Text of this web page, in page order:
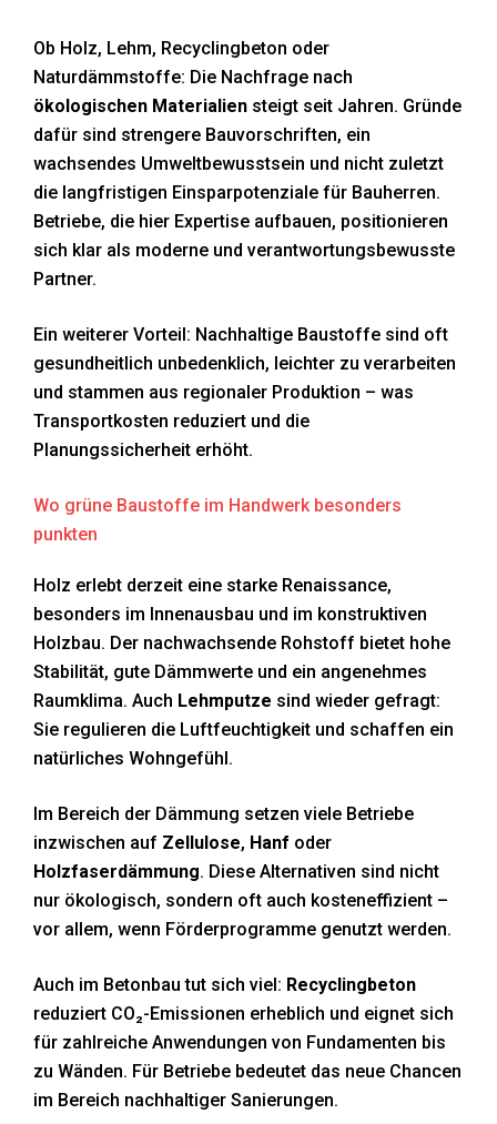
Ob Holz, Lehm, Recyclingbeton oder
Naturdämmstoffe: Die Nachfrage nach
ökologischen Materialien steigt seit Jahren. Gründe
dafür sind strengere Bauvorschriften, ein
wachsendes Umweltbewusstsein und nicht zuletzt
die langfristigen Einsparpotenziale für Bauherren.
Betriebe, die hier Expertise aufbauen, positionieren
sich klar als moderne und verantwortungsbewusste
Partner.
Ein weiterer Vorteil: Nachhaltige Baustoffe sind oft
gesundheitlich unbedenklich, leichter zu verarbeiten
und stammen aus regionaler Produktion – was
Transportkosten reduziert und die
Planungssicherheit erhöht.
Wo grüne Baustoffe im Handwerk besonders
punkten
Holz erlebt derzeit eine starke Renaissance,
besonders im Innenausbau und im konstruktiven
Holzbau. Der nachwachsende Rohstoff bietet hohe
Stabilität, gute Dämmwerte und ein angenehmes
Raumklima. Auch Lehmputze sind wieder gefragt:
Sie regulieren die Luftfeuchtigkeit und schaffen ein
natürliches Wohngefühl.
Im Bereich der Dämmung setzen viele Betriebe
inzwischen auf Zellulose, Hanf oder
Holzfaserdämmung. Diese Alternativen sind nicht
nur ökologisch, sondern oft auch kosteneffizient –
vor allem, wenn Förderprogramme genutzt werden.
Auch im Betonbau tut sich viel: Recyclingbeton
reduziert CO₂-Emissionen erheblich und eignet sich
für zahlreiche Anwendungen von Fundamenten bis
zu Wänden. Für Betriebe bedeutet das neue Chancen
im Bereich nachhaltiger Sanierungen.